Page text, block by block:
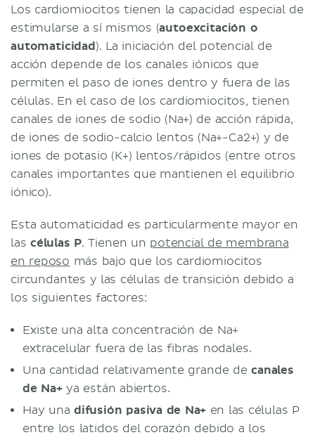
Los cardiomiocitos tienen la capacidad especial de
estimularse a sí mismos (autoexcitación o
automaticidad). La iniciación del potencial de
acción depende de los canales iónicos que
permiten el paso de iones dentro y fuera de las
células. En el caso de los cardiomiocitos, tienen
canales de iones de sodio (Na+) de acción rápida,
de iones de sodio-calcio lentos (Na+-Ca2+) y de
iones de potasio (K+) lentos/rápidos (entre otros
canales importantes que mantienen el equilibrio
iónico).
Esta automaticidad es particularmente mayor en
las células P. Tienen un potencial de membrana
en reposo más bajo que los cardiomiocitos
circundantes y las células de transición debido a
los siguientes factores:
Existe una alta concentración de Na+
extracelular fuera de las fibras nodales.
Una cantidad relativamente grande decanales
de Na+ya están abiertos.
Hay una difusión pasiva de Na+ en las células P
entre los latidos del corazón debido a los